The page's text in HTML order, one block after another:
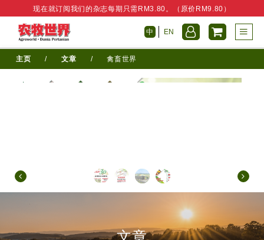
现在就订阅我们的杂志每期只需RM3.80。（原价RM9.80）
中 EN
主页 / 文章 / 禽畜世界
文章